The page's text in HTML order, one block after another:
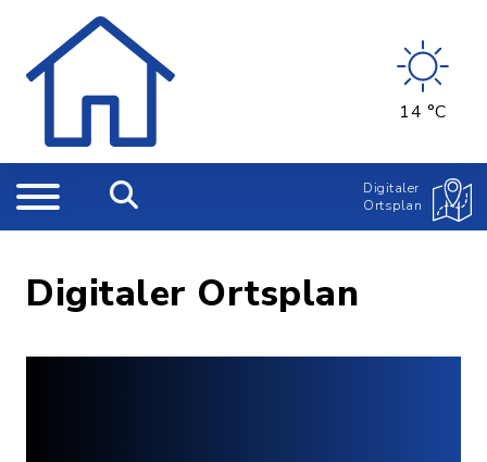
14 °C
Digitaler
Ortsplan
Digitaler Ortsplan